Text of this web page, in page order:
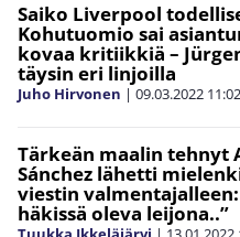
Saiko Liverpool
Kohutuomio sai
kovaa kritiikkiä –
täysin eri linjoilla
Juho Hirvonen | 09.03.2022 11:02
Tärkeän maalin tehnyt
Sánchez lähetti
viestin
häkissä oleva leijona..”